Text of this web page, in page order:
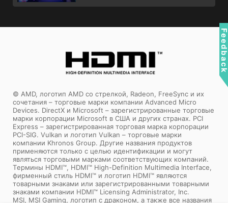
© AMD, логотип AMD со стрелкой, Radeon, FreeSync и их
сочетания – торговые марки компании Advanced Micro
Devices. DirectX и Microsoft – зарегистрированные торговые
марки корпорации Microsoft в США и других странах. PCI
Express – зарегистрированная торговая марка корпорации
PCI-SIG. Vulkan и логотип Vulkan – торговые марки
компании Khronos Group. Другие названия продуктов
применяются только с целью идентификации и могут
являться торговыми марками соответствующих компаний.
Tермины HDMI™, HDMI™ High-Definition Multimedia Interface,
фирменный стиль HDMI™ и логотип HDMI™ являются
товарными знаками или зарегистрированными товарными
знаками компании HDMI™ Licensing Administrator, Inc.
MSI, MSI Gaming, логотип с драконом, а также все названия